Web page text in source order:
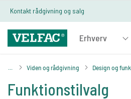
Kontakt rådgivning og salg
Viden og rådgivning Design og
Funktionstilvalg